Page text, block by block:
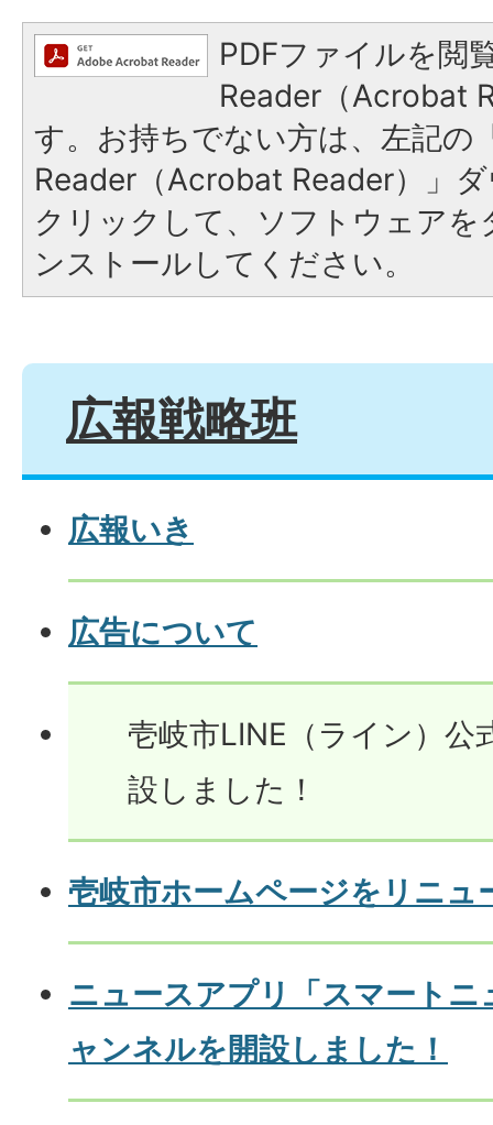
PDFファイルを閲
Reader（Acrobat
す。お持ちでない方は、左記の
Reader（Acrobat Reader）」
クリックして、ソフトウェア
ンストールしてください。
広報戦略班
広報いき
広告について
壱岐市LINE（ライン）公
設しました！
壱岐市ホームページをリニュ
ニュースアプリ「スマートニ
ャンネルを開設しました！